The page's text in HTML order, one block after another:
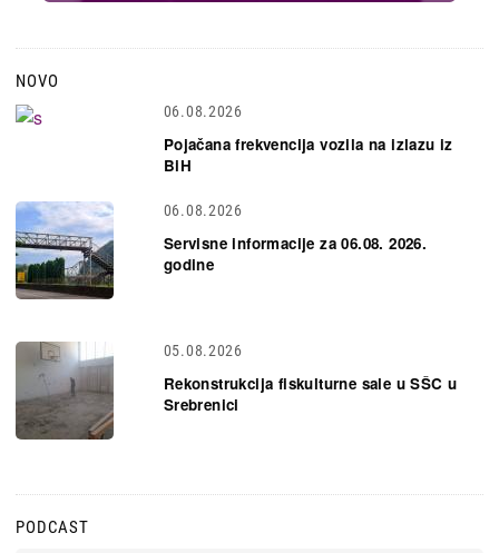
NOVO
06.08.2026
Pojačana frekvencija vozila na izlazu iz
BiH
06.08.2026
Servisne informacije za 06.08. 2026.
godine
05.08.2026
Rekonstrukcija fiskulturne sale u SŠC u
Srebrenici
PODCAST